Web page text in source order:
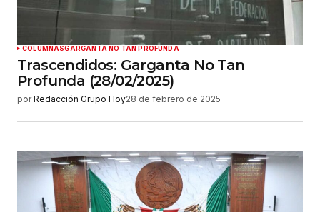
COLUMNASGARGANTA NO TAN PROFUNDA
Trascendidos: Garganta No Tan
Profunda (28/02/2025)
por Redacción Grupo Hoy28 de febrero de 2025